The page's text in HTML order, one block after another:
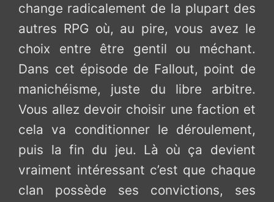
change radicalement de la plupart des
autres RPG où, au pire, vous avez le
choix entre être gentil ou méchant.
Dans cet épisode de Fallout, point de
manichéisme, juste du libre arbitre.
Vous allez devoir choisir une faction et
cela va conditionner le déroulement,
puis la fin du jeu. Là où ça devient
vraiment intéressant c’est que chaque
clan possède ses convictions, ses